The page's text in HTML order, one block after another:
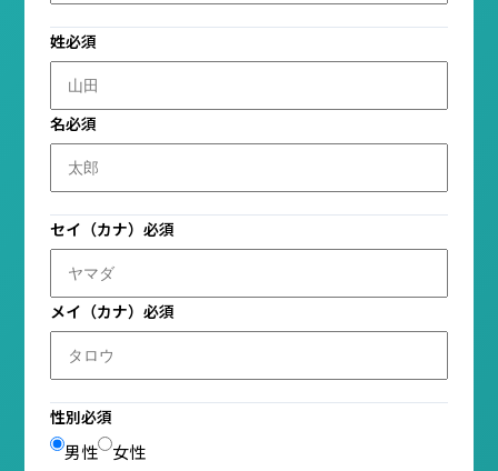
姓必須
名必須
セイ（カナ） 必須
メイ（カナ） 必須
性別必須
男性 女性